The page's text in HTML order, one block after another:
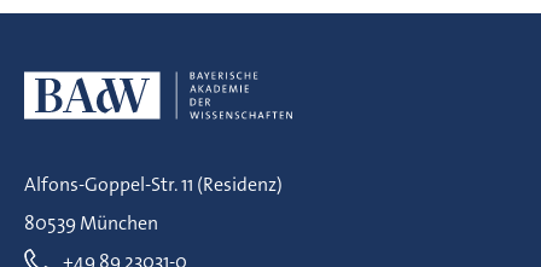
Alfons-Goppel-Str. 11 (Residenz)
80539 München
+49 89 23031-0